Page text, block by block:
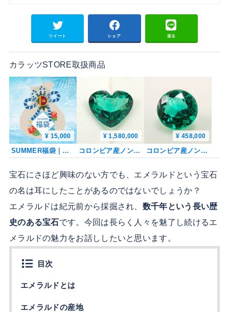
ツイート シェア 送る
カラッツSTORE取扱商品
¥ 15,000
SUMMER福袋｜初登場シーギリアローズクォーツ1石＆濃色エメラルド2石ペア確定（35,000円相当）《複数購入割引有》
¥ 1,580,000
コロンビア産ノンオイルエメラルド 1.760ctルース GIA
¥ 458,000
コロンビア産ノンオイルエメラルド 4.1mm/0.240ctルース GIA
宝石にさほど興味のない方でも、エメラルドという宝石
の名は耳にしたことがあるのではないでしょうか？
エメラルドは紀元前から採掘され、 数千年という長い歴
史のある宝石です。今回は長らく人々を魅了し続けるエ
メラルドの魅力をお話ししたいと思います。
目次
エメラルドとは
エメラルドの産地